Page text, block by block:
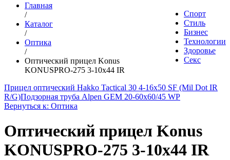
Спорт
Стиль
Бизнес
Технологии
Здоровье
Секс
Главная
/
Каталог
/
Оптика
/
Оптический прицел Konus
KONUSPRO-275 3-10x44 IR
Прицел оптический Hakko Tactical 30 4-16x50 SF (Mil Dot IR
R/G)Подзорная труба Alpen GEM 20-60x60/45 WP
Вернуться к: Оптика
Оптический прицел Konus
KONUSPRO-275 3-10x44 IR